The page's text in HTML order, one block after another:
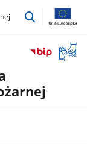
przejdź
okno